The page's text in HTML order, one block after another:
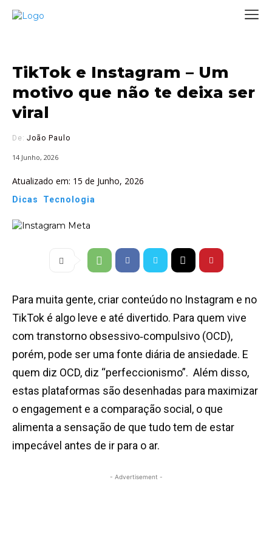
TikTok e Instagram – Um
motivo que não te deixa ser
viral
De: João Paulo
14 Junho, 2026
Atualizado em: 15 de Junho, 2026
Dicas Tecnologia
Para muita gente, criar conteúdo no Instagram e no
TikTok é algo leve e até divertido. Para quem vive
com transtorno obsessivo‑compulsivo (OCD),
porém, pode ser uma fonte diária de ansiedade. E
quem diz OCD, diz “perfeccionismo”. Além disso,
estas plataformas são desenhadas para maximizar
o engagement e a comparação social, o que
alimenta a sensação de que tudo tem de estar
impecável antes de ir para o ar.
- Advertisement -